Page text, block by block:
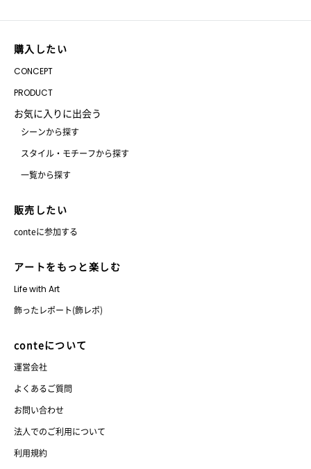
購入したい
CONCEPT
PRODUCT
お気に入りに出会う
シーンから探す
スタイル・モチーフから探す
一覧から探す
販売したい
conteに参加する
アートをもっと楽しむ
Life with Art
飾ったレポート(飾レポ)
conteについて
運営会社
よくあるご質問
お問い合わせ
法人でのご利用について
利用規約